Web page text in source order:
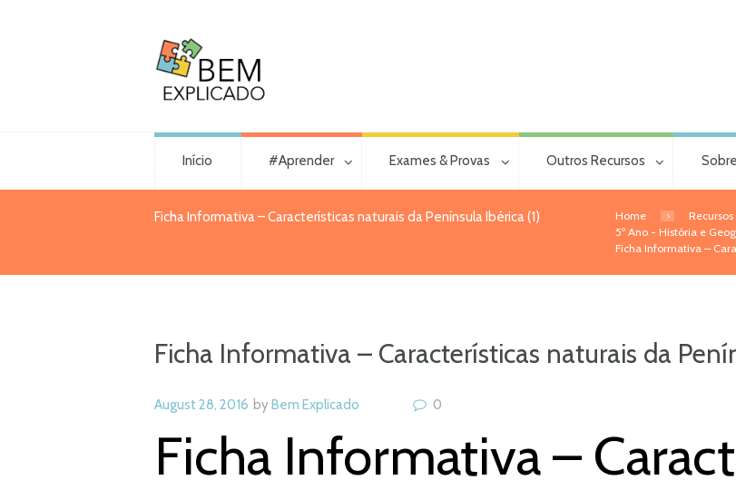
Início #Aprender Exames & Provas Outros Recursos
Ficha Informativa – Características naturais da Península Ibérica (1) Home
5º Ano - História e
Ficha Informativa –
Ficha Informativa – Características naturais da
August 28, 2016 byBem Explicado 0
Ficha Informativa –